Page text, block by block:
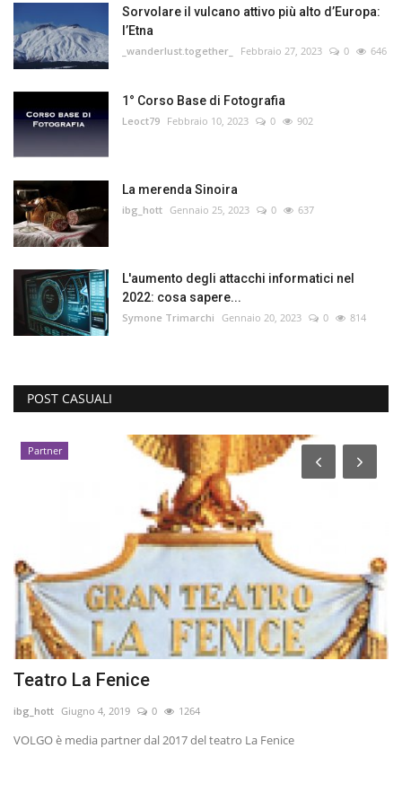
Sorvolare il vulcano attivo più alto d’Europa:
l’Etna
_wanderlust.together_ Febbraio 27, 2023 0 646
1° Corso Base di Fotografia
Leoct79 Febbraio 10, 2023 0 902
La merenda Sinoira
ibg_hott Gennaio 25, 2023 0 637
L'aumento degli attacchi informatici nel
2022: cosa sapere...
Symone Trimarchi Gennaio 20, 2023 0 814
POST CASUALI
Partner
Teatro La Fenice
ibg_hott Giugno 4, 2019 0 1264
VOLGO è media partner dal 2017 del teatro La Fenice